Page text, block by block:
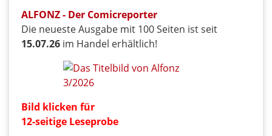
ALFONZ - Der Comicreporter
Die neueste Ausgabe mit 100 Seiten ist seit
15.07.26 im Handel erhältlich!
Bild klicken für
12-seitige Leseprobe